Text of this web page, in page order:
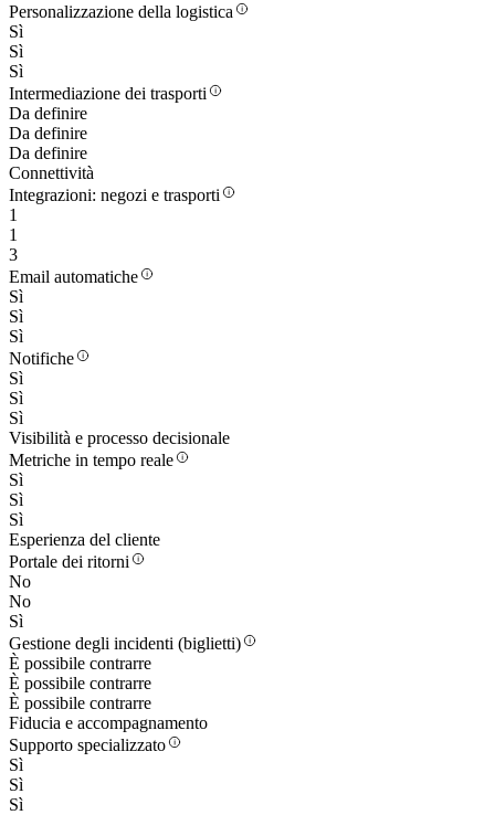
Personalizzazione della logistica
Sì
Sì
Sì
Intermediazione dei trasporti
Da definire
Da definire
Da definire
Connettività
Integrazioni: negozi e trasporti
1
1
3
Email automatiche
Sì
Sì
Sì
Notifiche
Sì
Sì
Sì
Visibilità e processo decisionale
Metriche in tempo reale
Sì
Sì
Sì
Esperienza del cliente
Portale dei ritorni
No
No
Sì
Gestione degli incidenti (biglietti)
È possibile contrarre
È possibile contrarre
È possibile contrarre
Fiducia e accompagnamento
Supporto specializzato
Sì
Sì
Sì